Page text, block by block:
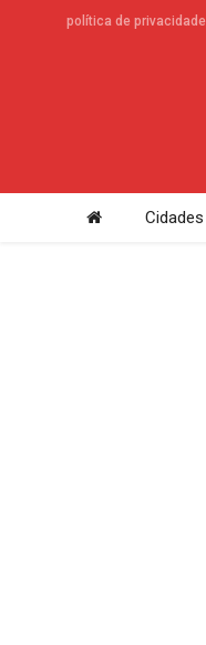
política de privacidade
Cidades